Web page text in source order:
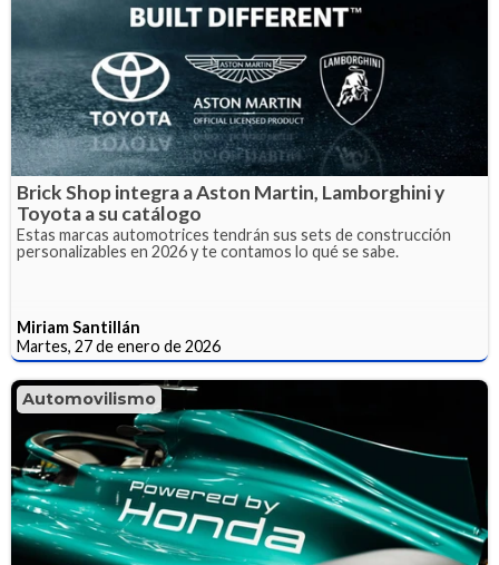
Brick Shop integra a Aston Martin, Lamborghini y
Toyota a su catálogo
Estas marcas automotrices tendrán sus sets de construcción
personalizables en 2026 y te contamos lo qué se sabe.
Miriam Santillán
Martes, 27 de enero de 2026
Automovilismo